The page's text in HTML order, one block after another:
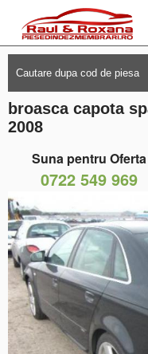
broasca capota
2008
Suna pentru Oferta
0722 549 969